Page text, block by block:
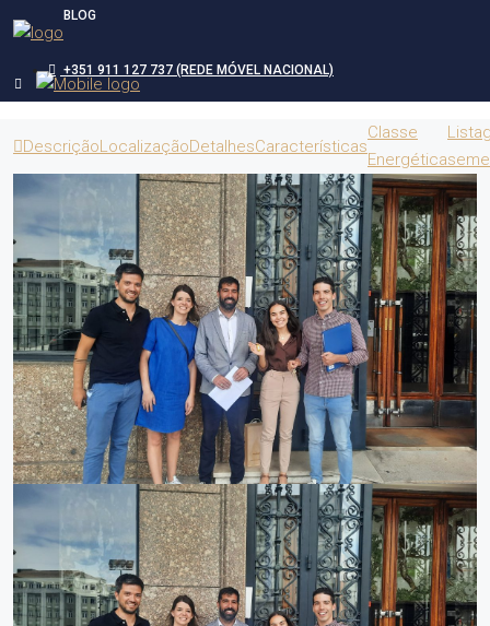
BLOG
+351 911 127 737 (REDE MÓVEL NACIONAL)
DescriçãoLocalizaçãoDetalhesCaracterísticas
Classe
Energética